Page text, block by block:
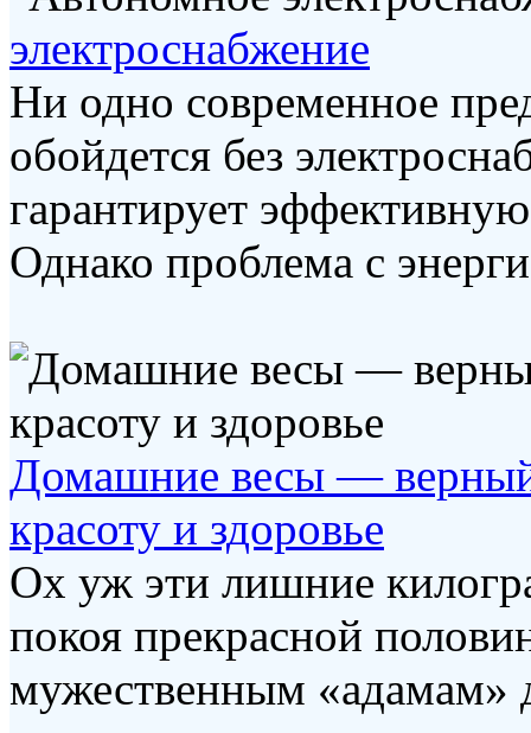
электроснабжение
Ни одно современное
обойдется без
гарантирует
Однако проблема с
Домашние весы —
красоту и здоровье
Ох уж эти лишние
покоя прекрасной
мужественным «адамам»